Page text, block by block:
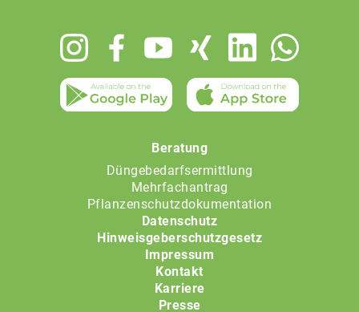
Beratung
Düngebedarfsermittlung
Mehrfachantrag
Pflanzenschutzdokumentation
Datenschutz
Hinweisgeberschutzgesetz
Impressum
Kontakt
Karriere
Presse